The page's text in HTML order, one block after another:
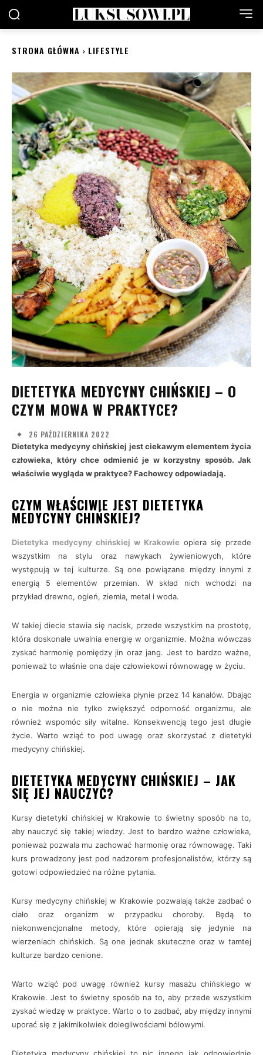
STRONA GŁÓWNA LIFESTYLE
DIETETYKA MEDYCYNY CHIŃSKIEJ – O
CZYM MOWA W PRAKTYCE?
26 PAŹDZIERNIKA 2022
Dietetyka medycyny chińskiej jest ciekawym elementem życia
człowieka, który chce odmienić je w korzystny sposób. Jak
właściwie wygląda w praktyce? Fachowcy odpowiadają.
CZYM WŁAŚCIWIE JEST DIETETYKA
MEDYCYNY CHIŃSKIEJ?
Dietetyka medycyny chińskiej w Krakowie opiera się przede
wszystkim na stylu oraz nawykach żywieniowych, które
występują w tej kulturze. Są one powiązane między innymi z
energią 5 elementów przemian. W skład nich wchodzi na
przykład drewno, ogień, ziemia, metal i woda.
W takiej diecie stawia się nacisk, przede wszystkim na prostotę,
która doskonale uwalnia energię w organizmie. Można wówczas
zyskać harmonię pomiędzy jin oraz jang. Jest to bardzo ważne,
ponieważ to właśnie ona daje człowiekowi równowagę w życiu.
Energia w organizmie człowieka płynie przez 14 kanałów. Dbając
o nie można nie tylko zwiększyć odporność organizmu, ale
również wspomóc siły witalne. Konsekwencją tego jest długie
życie. Warto wziąć to pod uwagę oraz skorzystać z dietetyki
medycyny chińskiej.
DIETETYKA MEDYCYNY CHIŃSKIEJ – JAK
SIĘ JEJ NAUCZYĆ?
Kursy dietetyki chińskiej w Krakowie to świetny sposób na to,
aby nauczyć się takiej wiedzy. Jest to bardzo ważne człowieka,
ponieważ pozwala mu zachować harmonię oraz równowagę. Taki
kurs prowadzony jest pod nadzorem profesjonalistów, którzy są
gotowi odpowiedzieć na różne pytania.
Kursy medycyny chińskiej w Krakowie pozwalają także zadbać o
ciało oraz organizm w przypadku choroby. Będą to
niekonwencjonalne metody, które opierają się jedynie na
wierzeniach chińskich. Są one jednak skuteczne oraz w tamtej
kulturze bardzo cenione.
Warto wziąć pod uwagę również kursy masażu chińskiego w
Krakowie. Jest to świetny sposób na to, aby przede wszystkim
zyskać wiedzę w praktyce. Warto o to zadbać, aby między innymi
uporać się z jakimikolwiek dolegliwościami bólowymi.